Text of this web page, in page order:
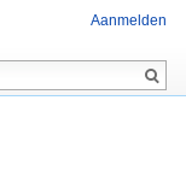
Aanmelden